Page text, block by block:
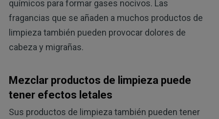
químicos para formar gases nocivos. Las
fragancias que se añaden a muchos productos de
limpieza también pueden provocar dolores de
cabeza y migrañas.
Mezclar productos de limpieza puede
tener efectos letales
Sus productos de limpieza también pueden tener